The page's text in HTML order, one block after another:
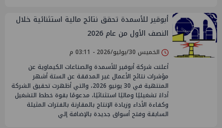
أبوقير للأسمدة تحقق نتائج مالية استثنائية خلال
النصف الأول من عام 2026
الخميس 30/يوليو/2026 - 03:11 م
أعلنت شركة أبوقير للأسمدة والصناعات الكيماوية عن
مؤشرات نتائج الأعمال غير المدققة عن الستة أشهر
المنتهية في 30 يونيو 2026، والتي أظهرت تحقيق الشركة
أداءً تشغيليًا وماليًا استثنائيًا، مدعومًا بقوة خطط التشغيل
وكفاءة الأداء وزيادة الإنتاج بالمقارنة بالفترات المثيلة
السابقة وفتح أسواق جديدة بالإضافة إلي